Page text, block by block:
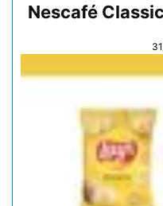
Nescafé